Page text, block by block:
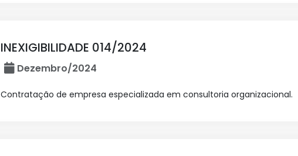
INEXIGIBILIDADE 014/2024
Dezembro/2024
Contratação de empresa especializada em consultoria organizacional.